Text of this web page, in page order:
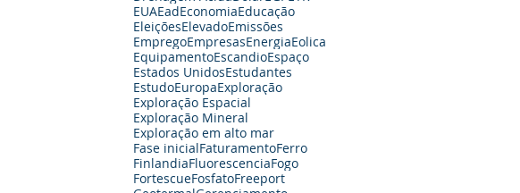
EUAEadEconomiaEducação
EleiçõesElevadoEmissões
EmpregoEmpresasEnergiaEolica
EquipamentoEscandioEspaço
Estados UnidosEstudantes
EstudoEuropaExploração
Exploração Espacial
Exploração Mineral
Exploração em alto mar
Fase inicialFaturamentoFerro
FinlandiaFluorescenciaFogo
FortescueFosfatoFreeport